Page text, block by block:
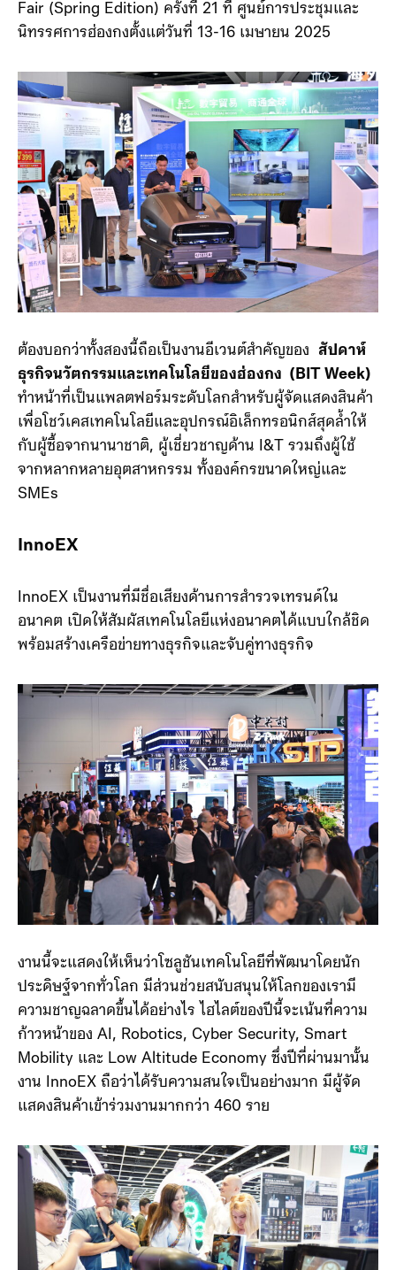
Fair (Spring Edition) ครั้งที่ 21 ที่ ศูนย์การประชุมและ
นิทรรศการฮ่องกงตั้งแต่วันที่ 13-16 เมษายน 2025
ต้องบอกว่าทั้งสองนี้ถือเป็นงานอีเวนต์สำคัญของ สัปดาห์
ธุรกิจนวัตกรรมและเทคโนโลยีของฮ่องกง (BIT Week)
ทำหน้าที่เป็นแพลตฟอร์มระดับโลกสำหรับผู้จัดแสดงสินค้า
เพื่อโชว์เคสเทคโนโลยีและอุปกรณ์อิเล็กทรอนิกส์สุดล้ำให้
กับผู้ซื้อจากนานาชาติ, ผู้เชี่ยวชาญด้าน I&T รวมถึงผู้ใช้
จากหลากหลายอุตสาหกรรม ทั้งองค์กรขนาดใหญ่และ
SMEs
InnoEX
InnoEX เป็นงานที่มีชื่อเสียงด้านการสำรวจเทรนด์ใน
อนาคต เปิดให้สัมผัสเทคโนโลยีแห่งอนาคตได้แบบใกล้ชิด
พร้อมสร้างเครือข่ายทางธุรกิจและจับคู่ทางธุรกิจ
งานนี้จะแสดงให้เห็นว่าโซลูชันเทคโนโลยีที่พัฒนาโดยนัก
ประดิษฐ์จากทั่วโลก มีส่วนช่วยสนับสนุนให้โลกของเรามี
ความชาญฉลาดขึ้นได้อย่างไร ไฮไลต์ของปีนี้จะเน้นที่ความ
ก้าวหน้าของ AI, Robotics, Cyber Security, Smart
Mobility และ Low Altitude Economy ซึ่งปีที่ผ่านมานั้น
งาน InnoEX ถือว่าได้รับความสนใจเป็นอย่างมาก มีผู้จัด
แสดงสินค้าเข้าร่วมงานมากกว่า 460 ราย